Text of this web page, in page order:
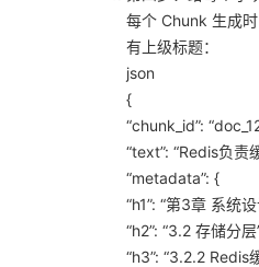
每个 Chunk 生成
有上级标题：
json
{
“chunk_id”:
“text”: “Redis负责
“metadata”: {
“h1”: “第3章 系统设
“h2”: “3.2 存储分层
“h3”: “3.2.2 Redis